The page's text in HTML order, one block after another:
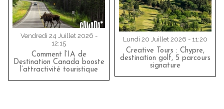
Vendredi 24 Juillet 2026 -
12:15
Comment l’IA de
Destination Canada booste
l’attractivité touristique
Lundi 20 Juillet 2026 - 11:20
Creative Tours : Chypre,
destination golf, 5 parcours
signature